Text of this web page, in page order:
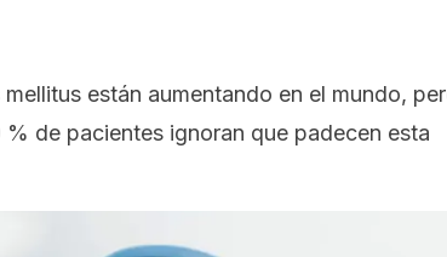
están aumentando en el mundo,
% de pacientes ignoran que padecen esta